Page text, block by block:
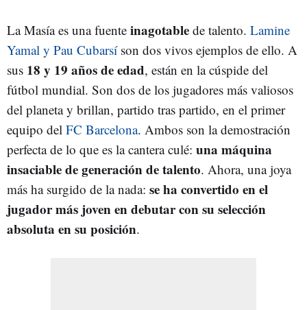
La Masía es una fuente inagotable de talento. Lamine
Yamal y Pau Cubarsíson dos vivos ejemplos de ello. A
sus 18 y 19 años de edad, están en la cúspide del
fútbol mundial. Son dos de los jugadores más valiosos
del planeta y brillan, partido tras partido, en el primer
equipo del FC Barcelona. Ambos son la demostración
perfecta de lo que es la cantera culé: una máquina
insaciable de generación de talento. Ahora, una joya
más ha surgido de la nada: se ha convertido en el
jugador más joven en debutar con su selección
absoluta en su posición.